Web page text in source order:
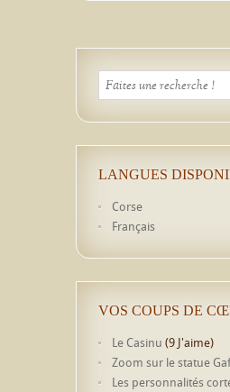
LANGUES
Corse
Français
VOS COUPS DE
Le Casinu (9 J'aime)
Zoom sur le statue
Les personnalités